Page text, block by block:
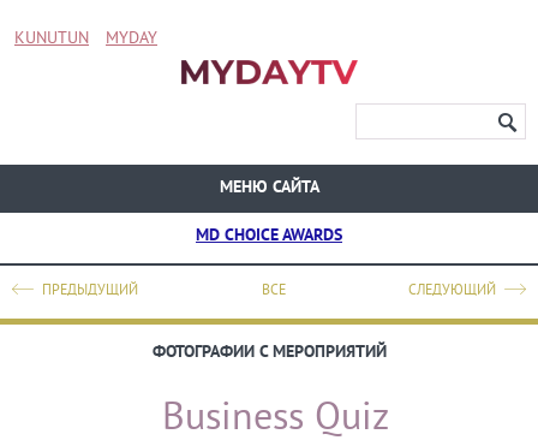
KUNUTUN MYDAY
МЕНЮ САЙТА
MD CHOICE AWARDS
ВСЕ
ПРЕДЫДУЩИЙ СЛЕДУЮЩИЙ
ФОТОГРАФИИ С МЕРОПРИЯТИЙ
Business Quiz